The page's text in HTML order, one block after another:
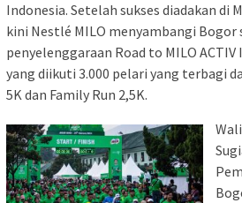
Indonesia. Setelah sukses diadakan di
kini Nestlé MILO menyambangi Bogor
penyelenggaraan Road to MILO ACTIV
yang diikuti 3.000 pelari yang terbagi
5K dan Family Run 2,5K.